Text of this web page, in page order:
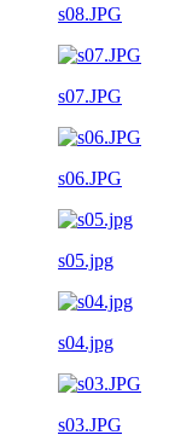
s08.JPG
s07.JPG
s06.JPG
s05.jpg
s04.jpg
s03.JPG